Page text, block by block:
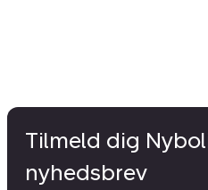
Tilmeld dig
nyhedsbrev